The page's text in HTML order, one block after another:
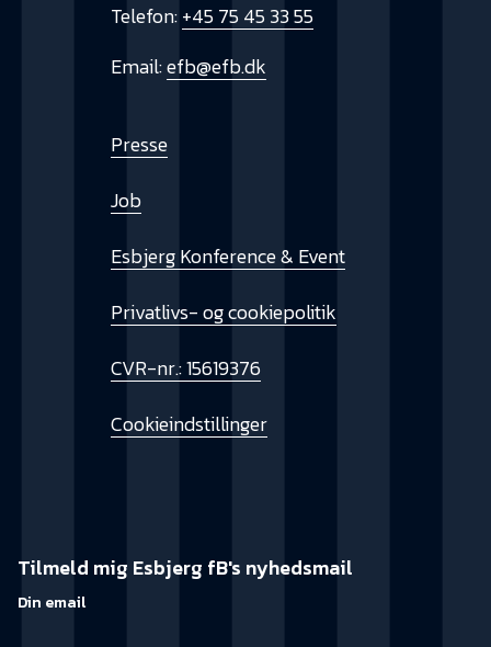
Telefon:+45 75 45 33 55
Email:efb@efb.dk
Presse
Job
Esbjerg Konference & Event
Privatlivs- og cookiepolitik
CVR-nr.: 15619376
Cookieindstillinger
Tilmeld mig Esbjerg fB's nyhedsmail
Din email